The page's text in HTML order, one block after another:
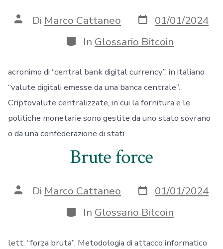
Autore
articolo
Di Marco Cattaneo Data
articolo
01/01/2024
Categorie
In Glossario Bitcoin
acronimo di “central bank digital currency”, in italiano
“valute digitali emesse da una banca centrale”.
Criptovalute centralizzate, in cui la fornitura e le
politiche monetarie sono gestite da uno stato sovrano
o da una confederazione di stati
Brute force
Autore
articolo
Di Marco Cattaneo Data
articolo
01/01/2024
Categorie
In Glossario Bitcoin
lett. “forza bruta”. Metodologia di attacco informatico